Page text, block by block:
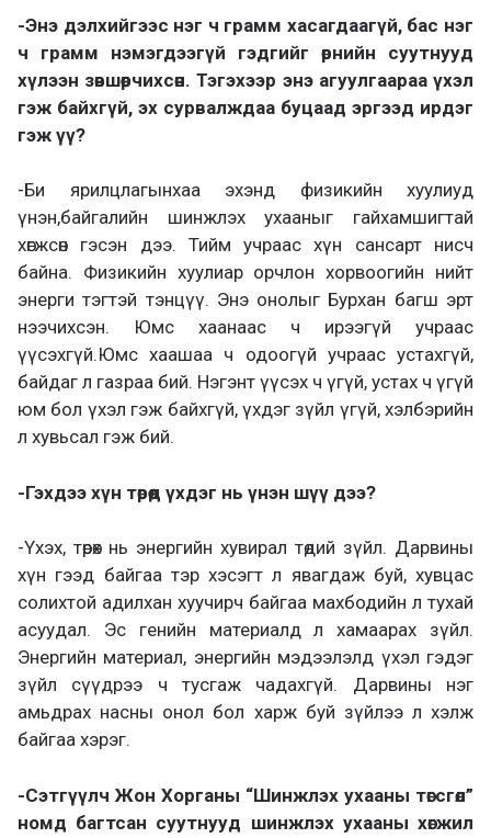
-Энэ дэлхийгээс нэг ч грамм хасагдаагүй, бас нэг
ч грамм нэмэгдээгүй гэдгийг өрнийн суутнууд
хүлээн зөвшөөрчихсөн. Тэгэхээр энэ агуулгаараа үхэл
гэж байхгүй, эх сурвалждаа буцаад эргээд ирдэг
гэж үү?
-Би ярилцлагынхаа эхэнд физикийн хуулиуд
үнэн,байгалийн шинжлэх ухааныг гайхамшигтай
хөгжсөн гэсэн дээ. Тийм учраас хүн сансарт нисч
байна. Физикийн хуулиар орчлон хорвоогийн нийт
энерги тэгтэй тэнцүү. Энэ онолыг Бурхан багш эрт
нээчихсэн. Юмс хаанаас ч ирээгүй учраас
үүсэхгүй.Юмс хаашаа ч одоогүй учраас устахгүй,
байдаг л газраа бий. Нэгэнт үүсэх ч үгүй, устах ч үгүй
юм бол үхэл гэж байхгүй, үхдэг зүйл үгүй, хэлбэрийн
л хувьсал гэж бий.
-Гэхдээ хүн төрөөд үхдэг нь үнэн шүү дээ?
-Үхэх, төрөх нь энергийн хувирал төдий зүйл. Дарвины
хүн гээд байгаа тэр хэсэгт л явагдаж буй, хувцас
солихтой адилхан хуучирч байгаа махбодийн л тухай
асуудал. Эс генийн материалд л хамаарах зүйл.
Энергийн материал, энергийн мэдээлэлд үхэл гэдэг
зүйл сүүдрээ ч тусгаж чадахгүй. Дарвины нэг
амьдрах насны онол бол харж буй зүйлээ л хэлж
байгаа хэрэг.
-Сэтгүүлч Жон Хорганы “Шинжлэх ухааны төгсгөл”
номд багтсан суутнууд шинжлэх ухааны хөгжил